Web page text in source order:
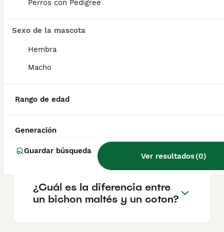
Perros con Pedigree
Sexo de la mascota
Hembra
Macho
Rango de edad
Generación
Guardar búsqueda
Ver resultados(0)
Informarse bien y comparar opciones antes
decisión.
mucho?
¿Cómo son los cotones de
tulear?
¿Cuál es la diferencia entre
un bichon maltés y un coton?